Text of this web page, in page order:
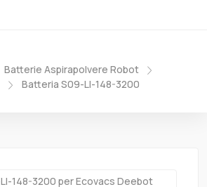
Batterie Aspirapolvere Robot
Batteria S09-LI-148-3200